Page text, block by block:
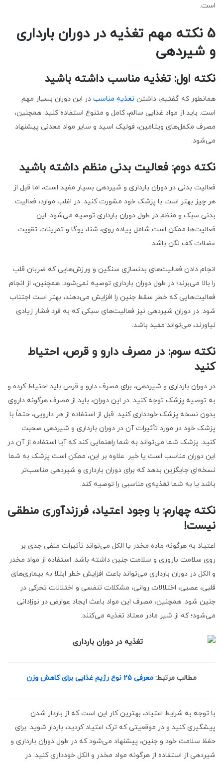
است.
5 نکته مهم تغذیه در دوران بارداری
و شیردهی
نکته اول: تغذیه مناسب داشته باشید
همانطور که گفتیم، داشتن تغذیه مناسب در این دوران بسیار مهم
است. باید از مواد غذایی سالم، کامل و متنوع استفاده کنید. همچنین،
مصرف مکمل‌های ویتامین، فولیک اسید و سایر مواد معدنی پیشنهاد
می‌شود.
نکته دوم: فعالیت بدنی منظم داشته باشید
فعالیت بدنی در دوران بارداری و شیردهی بسیار مفید است، اما قبل از
هر چیز بهتر است با پزشک خود مشورت کنید. در اغلب موارد، فعالیت
بدنی سبک و منظم در طول دوران بارداری توصیه می‌شود. این
فعالیت‌ها ممکن است شامل پیاده روی، شنا، یوگا و تمرینات تقویت
عضلات کف لگن باشد.
انجام دادن فعالیت‌های بدنسازی سنگین و ورزش‌هایی که ضربان قلب
را بالا می‌برند؛ در طول دوران بارداری توصیه نمی‌شود. همچنین، از انجام
فعاليت‌هایی كه خطر سقط جنين را افزایش می‌دهند، بهتر است اجتناب
شود. در دوران شیردهی نيز فعاليت‌های سبکی که به فرد فشار زیادی
نیاورند، می‌تواند مفید باشد.
نکته سوم: در مصرف دارو و قرص، احتیاط
کنید
در دوران بارداری و شیردهی، برای مصرف دارو و قرص‌ باید احتیاط کرده و
به توصیه پزشک توجه کنید. در این دوران، باید از مصرف هرگونه داروی
بدون نسخه پزشک خودداری کنید. قبل از استفاده از هر دارویی، حتماً با
پزشک خود در مورد تأثیرات آن در دوران بارداری و شیردهی صحبت
کنید. پزشک شما می‌تواند به شما راهنمایی کند که آیا استفاده از آن در
این دوران مناسب است یا خیر. علاوه بر این، ممکن است پزشک به شما
نسخه‌ای جایگزین بدهد که برای دوران بارداری و شیردهی مناسب‌تر
باشد یا به شما تغذیه‌ی مناسبی را توصیه کند.
نکته چهارم: با وجود اعتیاد، فرزندآوری منطقی
نیست!
اعتیاد به هرگونه ماده مخدر یا الکل می‌تواند تأثیرات منفی جدی بر
روی سلامت باروری و سلامت جنین داشته باشد. استفاده از مواد مخدر
و الکل در دوران بارداری می‌تواند باعث افزایش خطر ابتلا به بیماری‌های
قلبی، عصبی، اختلالات روانی، مشکلات تنفسی و اختلالات تحرکی در
جنین شود. همچنین، مصرف این مواد باعث ایجاد عوارض در نوزادانی
می‌شود؛ که از شیر مادر معتاد تغذیه می‌کنند.
مطالب مرتبط: معرفی 25 نوع رژیم غذایی برای کاهش وزن
با توجه به شرایط اعتیاد، بهترین کار این است که از باردار شدن
پیشگیری کنید و در موقعیتی که ترک اعتیاد کردید، باردار شوید. برای
حفظ سلامت خود و جنین، پیشنهاد می‌شود که در طول دوران بارداری و
شیردهی از استفاده از هرگونه مواد مخدر و الکل خودداری کنید. در